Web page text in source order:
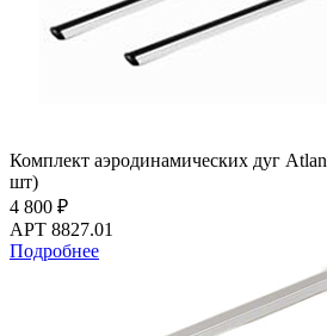
Комплект аэродинамических дуг
шт)
4 800 ₽
АРТ 8827.01
Подробнее